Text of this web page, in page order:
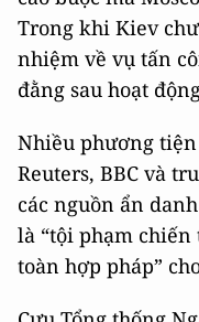
Trong khi Kiev
nhiệm về vụ tấn
đằng sau hoạt
Nhiều phương
Reuters, BBC và
các nguồn ẩn
là “tội phạm
toàn hợp pháp”